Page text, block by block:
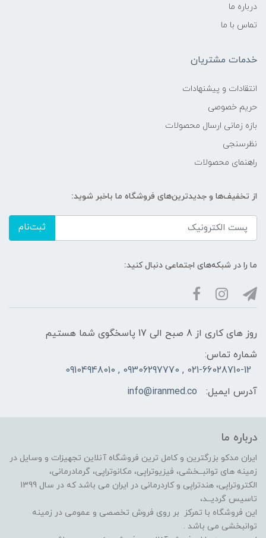
درباره ما
تماس با ما
خدمات مشتریان
انتقادات و پیشنهادات
حریم خصوصی
بازه زمانی ارسال محصولات
نظرسنجی
راهنمای محصولات
از تخفیف‌ها و جدیدترین‌های فروشگاه ما باخبر شوید:
ثبت‌نام
ما را در شبکه‌های اجتماعی دنبال کنید:
روز های کاری از 8 صبح الی 17 پاسخگوی شما هستیم
شماره تماس:
021-66028710-12 , 09306297770 , 09104948010
آدرس ایمیل:
info@iranmed.co
درباره ما
ایران مدکو بزرگترین و کامل ترین فروشگاه آنلاین تجهیزات و وسایل در
زمینه های توانبــخشی، فیزیوتراپی، مکانوتراپی، گرمادرمانی،
الکتروتراپی، هندتراپی و کاردرمانی در ایران می باشد که در سال 1399
تاسیس گردیــد،
این فروشگاه با تمرکز بر روی فروش تخصصی و عمومی در زمینه
توانبخشی می باشد .